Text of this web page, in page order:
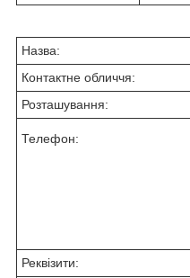
Назва:
Контактне обличчя:
Розташування:
Телефон:
Реквізити: